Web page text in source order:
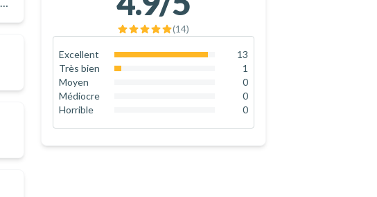
(14)
Excellent
92.9
13
Très bien
1
Moyen
0
Médiocre
0
Horrible
0